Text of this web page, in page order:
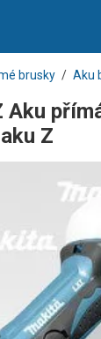
brusky Aku
Aku
Z